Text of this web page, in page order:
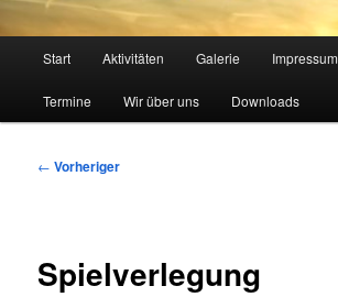
Start Aktivitäten Galerie Impressum
Termine Wir über uns Downloads
Beitragsnavigation
← Vorheriger
Spielverlegung